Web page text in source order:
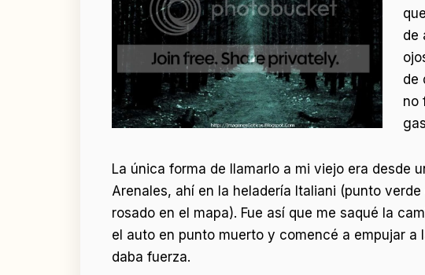
de
de
no
La única forma de llamarlo a mi viejo era desde
Arenales, ahí en la heladería Italiani (punto
rosado en el mapa). Fue así que me saqué la
el auto en punto muerto y comencé a empujar
daba fuerza.